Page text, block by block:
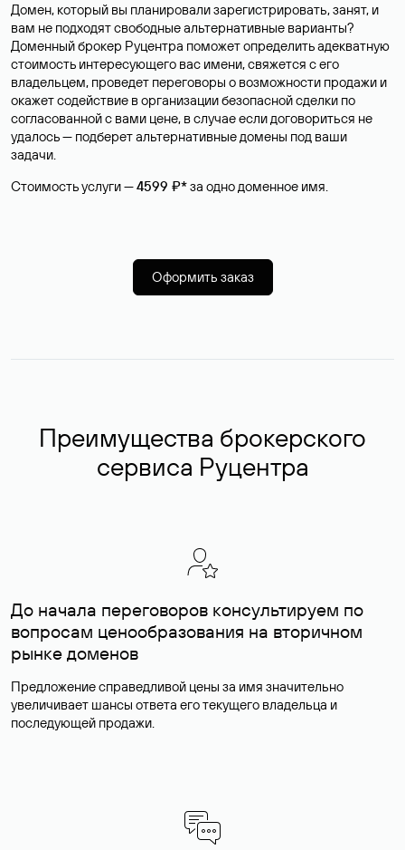
Домен, который вы планировали зарегистрировать, занят, и
вам не подходят свободные альтернативные варианты?
Доменный брокер Руцентра поможет определить адекватную
стоимость интересующего вас имени, свяжется с его
владельцем, проведет переговоры о возможности продажи и
окажет содействие в организации безопасной сделки по
согласованной с вами цене, в случае если договориться не
удалось — подберет альтернативные домены под ваши
задачи.
Стоимость услуги —4599 ₽*за одно доменное имя.
Оформить заказ
Преимущества брокерского
сервиса Руцентра
До начала переговоров консультируем по
вопросам ценообразования на вторичном
рынке доменов
Предложение справедливой цены за имя значительно
увеличивает шансы ответа его текущего владельца и
последующей продажи.